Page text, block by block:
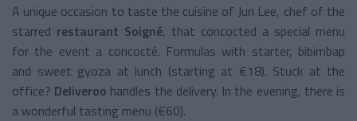
A unique occasion to taste the cuisine of Jun Lee, chef of the
starred restaurant Soigné, that concocted a special menu
for the event a concocté. Formulas with starter, bibimbap
and sweet gyoza at lunch (starting at €18). Stuck at the
office? Deliveroo handles the delivery. In the evening, there is
a wonderful tasting menu (€60).